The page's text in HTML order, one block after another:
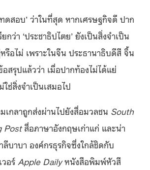
ดสอบ’ ว่าในที่สุด หากเศรษฐกิจดี ปาก
กว่า ‘ประชาธิปไตย’ ยังเป็นสิ่งจำเป็น
รือไม่ เพราะในจีน ประธานาธิบดีสี จิ้น
สรุปแล้วว่า เมื่อปากท้องไม่ได้แย่
ช่สิ่งจำเป็นเสมอไป
เกลาถูกส่งผ่านไปยังสื่อมวลชน South
Postสื่อภาษาอังกฤษเก่าแก่ และน่า
ลีบาบา องค์กรธุรกิจซึ่งใกล้ชิดกับ
อร์ Apple Dailyหนังสือพิมพ์หัวสี